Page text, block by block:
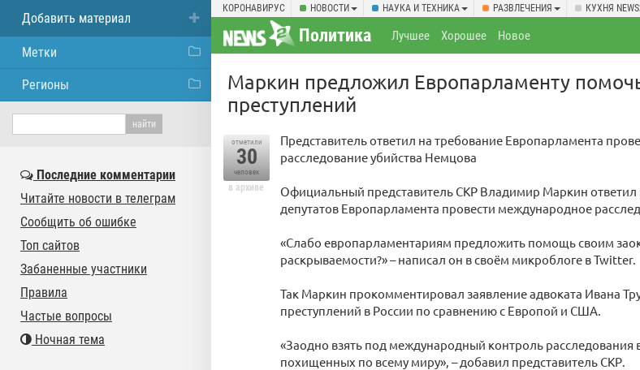
КОРОНАВИРУС НОВОСТИ НАУКА И ТЕХНИКА РАЗВЛЕЧЕНИЯ КУХНЯ
Политика Лучшее Хорошее Новое
Маркин предложил Европарламенту
преступлений
отметили
30
человек
в архиве
Представитель ответил на требование Европарламента
расследование убийства Немцова
Официальный представитель СКР Владимир Маркин ответил
депутатов Европарламента провести международное
«Слабо европарламентариям предложить помощь своим
раскрываемости?» – написал он в своём микроблоге в Twitter.
Так Маркин прокомментировал заявление адвоката Ивана
преступлений в России по сравнению с Европой и США.
«Заодно взять под международный контроль расследования
похищенных по всему миру», – добавил представитель СКР.
Добавить материал
Метки
Регионы
Последние комментарии
Читайте новости в телеграм
Сообщить об ошибке
Топ сайтов
Забаненные участники
Правила
Частые вопросы
Ночная тема